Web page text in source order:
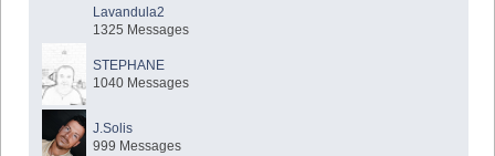
Lavandula2
1325 Messages
STEPHANE
1040 Messages
J.Solis
999 Messages